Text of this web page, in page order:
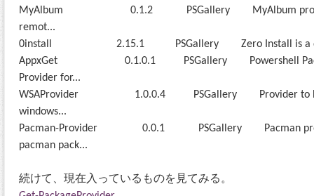
MyAlbum 0.1.2 PSGallery MyAlbum provider
remot...
0install 2.15.1 PSGallery Zero Install is a
AppxGet 0.1.0.1 PSGallery Powershell Package
Provider for...
WSAProvider 1.0.0.4 PSGallery Provider to
windows...
Pacman-Provider 0.0.1 PSGallery Pacman
pacman pack...
続けて、現在入っているものを見てみる。